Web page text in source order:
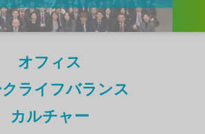
オフィス
クライフバランス
カルチャー